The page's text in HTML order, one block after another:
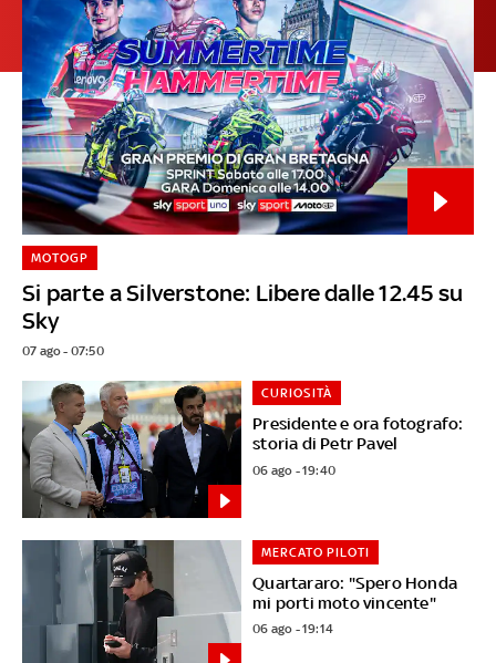
Si parte a Silverstone: Libere dalle 12.45 su
Sky
MOTOGP
07 ago - 07:50
Presidente e ora fotografo:
storia di Petr Pavel
CURIOSITÀ
06 ago - 19:40
Quartararo: "Spero Honda
mi porti moto vincente"
MERCATO PILOTI
06 ago - 19:14